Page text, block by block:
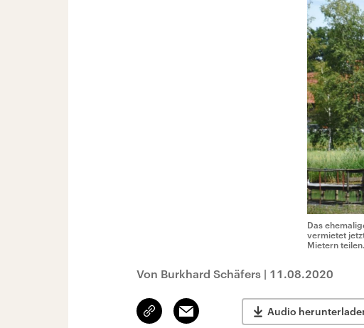
Das
vermietet
Mietern teilen.
Von Burkhard Schäfers | 11.08.2020
Link
kopieren/teilen
Email Audio